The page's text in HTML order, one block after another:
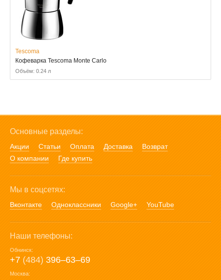
Tescoma
Кофеварка Tescoma Monte Carlo
Объём: 0.24 л
Основные разделы:
Акции Статьи Оплата Доставка
Возврат
О компании
Где купить
Мы в соцсетях:
Вконтакте Одноклассники Google+ YouTube
Наши телефоны:
Обнинск:
+7 (484) 396‒63‒69
Москва: